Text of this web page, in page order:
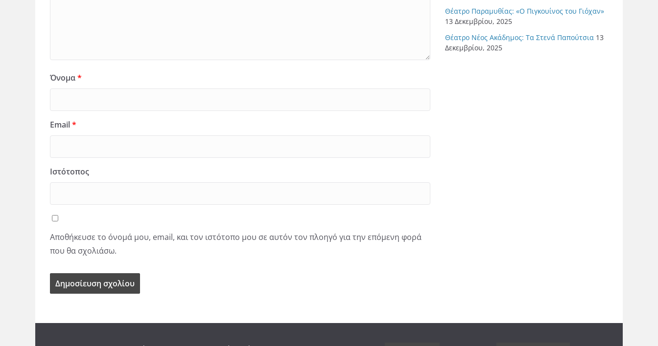
Όνομα*
Email*
Ιστότοπος
Αποθήκευσε το όνομά μου, email, και τον ιστότοπο μου σε αυτόν τον πλοηγό για την επόμενη φορά
που θα σχολιάσω.
Θέατρο Παραμυθίας: «Ο Πιγκουίνος του Γιόχαν»
13 Δεκεμβρίου, 2025
Θέατρο Νέος Ακάδημος: Τα Στενά Παπούτσια 13
Δεκεμβρίου, 2025